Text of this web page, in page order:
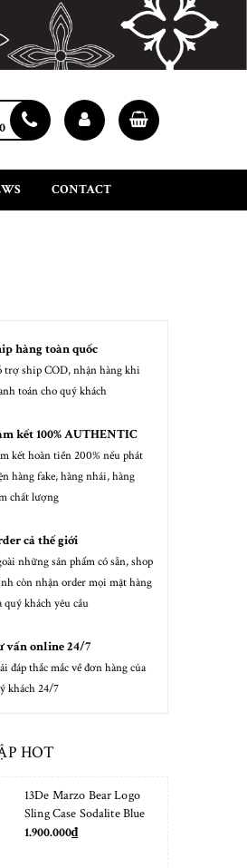
CONTACT
next
hàng toàn quốc
trợ ship COD, nhận hàng khi
toán cho quý khách
kết 100% AUTHENTIC
kết hoàn tiền 200% nếu phát
hàng fake, hàng nhái, hàng
chất lượng
cả thế giới
những sản phẩm có sẵn, shop
còn nhận order mọi mặt hàng
quý khách yêu cầu
vấn online 24/7
đáp thắc mắc về đơn hàng của
khách 24/7
HOT
13De Marzo Bear Logo
Sling Case Sodalite Blue
1.900.000₫